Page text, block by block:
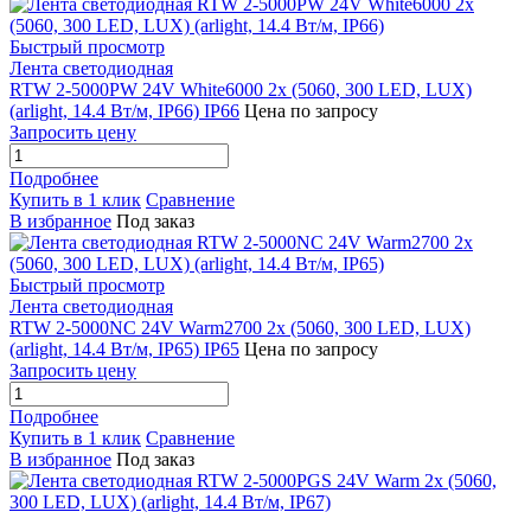
Быстрый просмотр
Лента светодиодная
RTW 2-5000PW 24V White6000 2x (5060, 300 LED, LUX)
(arlight, 14.4 Вт/м, IP66) IP66 Цена по запросу
Запросить цену
Подробнее
Купить в 1 клик Сравнение
В избранное Под заказ
Быстрый просмотр
Лента светодиодная
RTW 2-5000NC 24V Warm2700 2x (5060, 300 LED, LUX)
(arlight, 14.4 Вт/м, IP65) IP65 Цена по запросу
Запросить цену
Подробнее
Купить в 1 клик Сравнение
В избранное Под заказ